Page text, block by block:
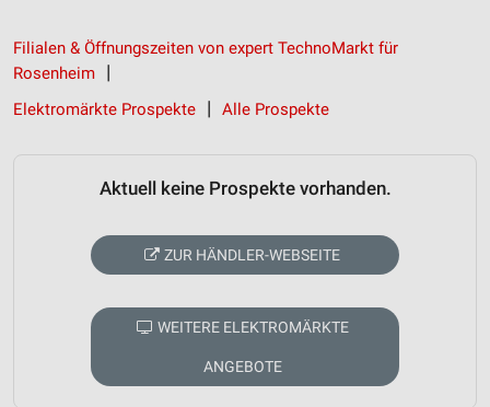
Filialen & Öffnungszeiten von expert TechnoMarkt für
Rosenheim
Elektromärkte Prospekte
Alle Prospekte
Aktuell keine Prospekte vorhanden.
ZUR HÄNDLER-WEBSEITE
WEITERE ELEKTROMÄRKTE
ANGEBOTE